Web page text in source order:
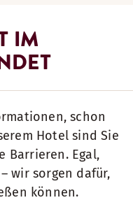
IM
schon
Hotel sind Sie
Barrieren. Egal,
wir sorgen dafür,
können.